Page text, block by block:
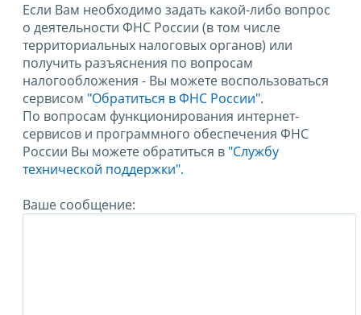
Если Вам необходимо задать какой-либо вопрос
о деятельности ФНС России (в том числе
территориальных налоговых органов) или
получить разъяснения по вопросам
налогообложения - Вы можете воспользоваться
сервисом "Обратиться в ФНС России".
По вопросам функционирования интернет-
сервисов и программного обеспечения ФНС
России Вы можете обратиться в "Службу
технической поддержки".
Ваше сообщение: